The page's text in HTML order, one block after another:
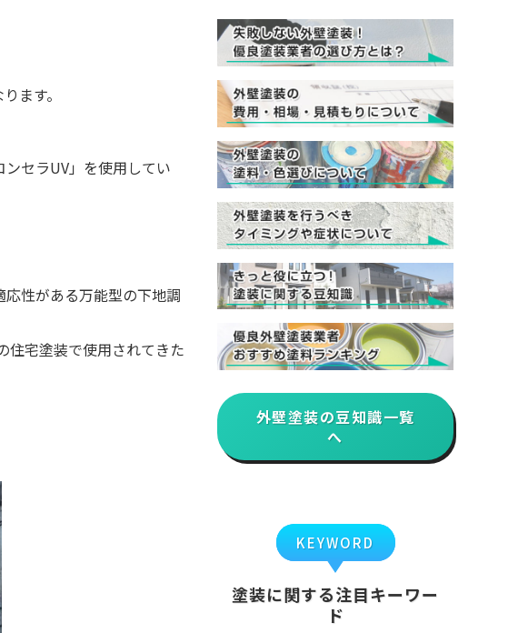
ます。
セラUV」を使用してい
応性がある万能型の下地調
住宅塗装で使用されてきた
外壁塗装の豆知識一覧
へ
KEYWORD
塗装に関する注目キーワー
ド